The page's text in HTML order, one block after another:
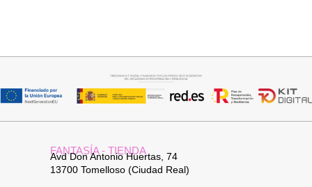
FANTASÍA - TIENDA
Avd Don Antonio Huertas, 74
13700 Tomelloso (Ciudad Real)